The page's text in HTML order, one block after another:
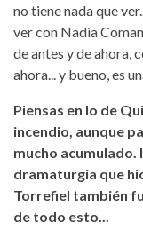
no tiene nada que
ver con Nadia
de antes y de ahora,
ahora... y bueno, es
Piensas en lo de
incendio, aunque
mucho
dramaturgia que
Torrefiel también
de todo esto...